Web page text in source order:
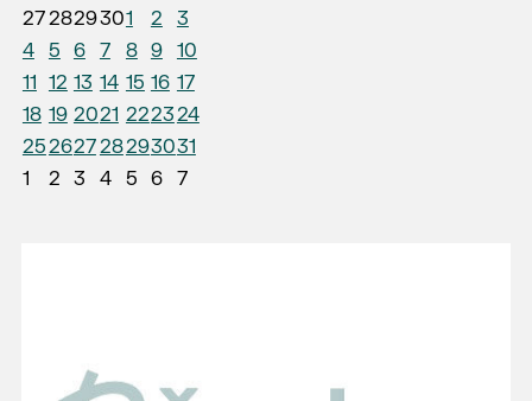
272829301 2
3
4
5 6 7 8 9
10
11 12 13 14 15 16 17
18 19 2021 222324
25262728293031
1
2 3 4 5 6 7